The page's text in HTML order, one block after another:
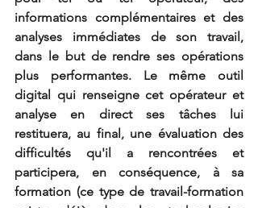
informations complémentaires et des
analyses immédiates de son travail,
dans le but de rendre ses opérations
plus performantes. Le même outil
digital qui renseigne cet opérateur et
analyse en direct ses tâches lui
restituera, au final, une évaluation des
difficultés qu'il a rencontrées et
participera, en conséquence, à sa
formation (ce type de travail-formation